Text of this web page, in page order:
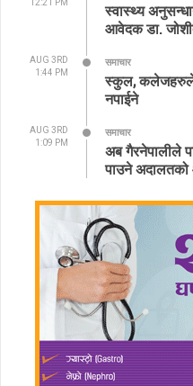
12:21 PM
स्वास्थ्य
आवेदक डा.
AUG 3RD
1:44 PM
समाचार
स्कुल, कलेजहरुले
नपाईने
AUG 3RD
1:09 PM
समाचार
अब गैरनेपालीले
पाउने